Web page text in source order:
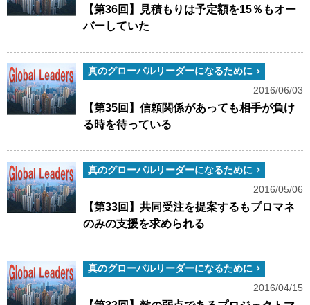
【第36回】見積もりは予定額を15％もオー
バーしていた
真のグローバルリーダーになるために
2016/06/03
【第35回】信頼関係があっても相手が負け
る時を待っている
真のグローバルリーダーになるために
2016/05/06
【第33回】共同受注を提案するもプロマネ
のみの支援を求められる
真のグローバルリーダーになるために
2016/04/15